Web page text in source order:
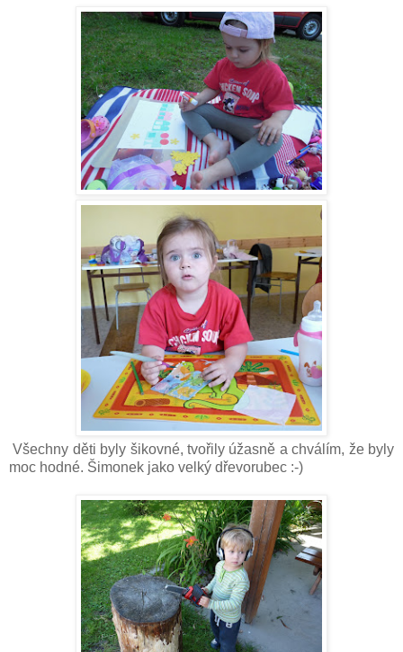
Všechny děti byly šikovné, tvořily úžasně a chválím, že byly
moc hodné. Šimonek jako velký dřevorubec :-)